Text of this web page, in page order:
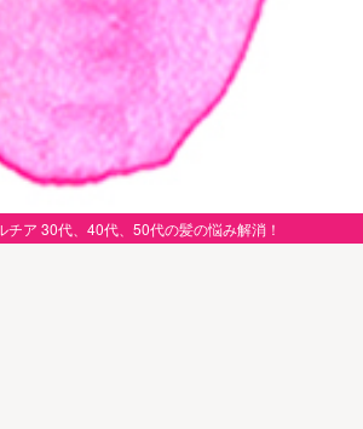
チア 30代、40代、50代の髪の悩み解消！